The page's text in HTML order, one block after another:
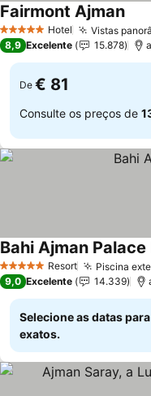
5 Estrelas Hotel Vistas
Fairmont Ajman
8,9 Excelente 15.878
De € 81
Consulte os preços de
5 Estrelas Resort Piscina
Bahi Ajman
9,0 Excelente 14.339
Selecione as datas
exatos.